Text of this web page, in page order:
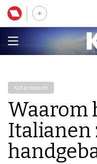
KIJK antwoordt
Waarom
Italianen